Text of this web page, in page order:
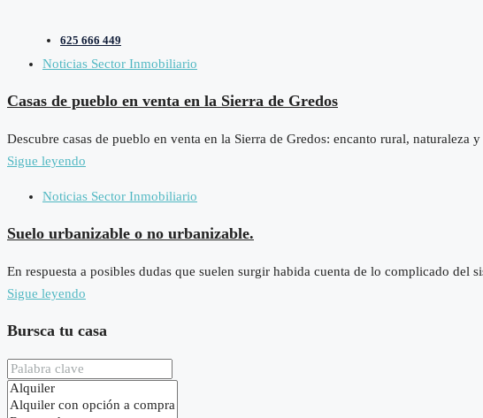
625 666 449
Noticias Sector Inmobiliario
Casas de pueblo en venta en la Sierra de Gredos
Descubre casas de pueblo en venta en la Sierra de Gredos: encanto rural,
Sigue leyendo
Noticias Sector Inmobiliario
Suelo urbanizable o no urbanizable.
En respuesta a posibles dudas que suelen surgir habida cuenta de lo complicado del
Sigue leyendo
Bursca tu casa